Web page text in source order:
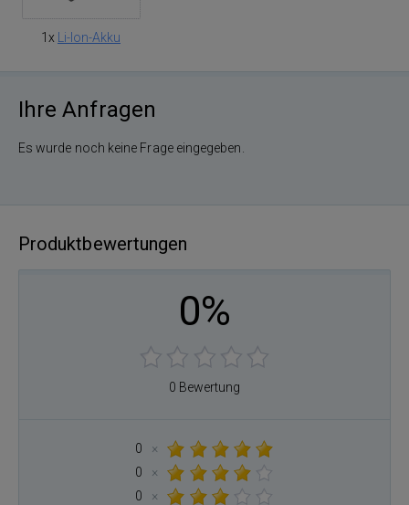
1x Li-Ion-Akku
Ihre Anfragen
Es wurde noch keine Frage eingegeben.
Produktbewertungen
0%
0 Bewertung
0
×
0
×
0
×